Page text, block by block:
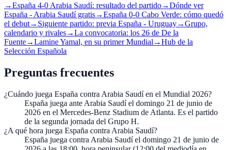
→España 4-0 Arabia Saudí: resultado del partido→Dónde ver
España - Arabia Saudí gratis→España 0-0 Cabo Verde: cómo quedó
el debut→ Siguiente partido: previa España - Uruguay→Grupo,
calendario y rivales→La convocatoria: los 26 de De la
Fuente→Lamine Yamal, en su primer Mundial →Hub de la
Selección Española
Preguntas frecuentes
¿Cuándo juega España contra Arabia Saudí en el Mundial 2026?
España juega ante Arabia Saudí el domingo 21 de junio de
2026 en el Mercedes-Benz Stadium de Atlanta. Es el partido
de la segunda jornada del Grupo H.
¿A qué hora juega España contra Arabia Saudí?
España juega contra Arabia Saudí el domingo 21 de junio de